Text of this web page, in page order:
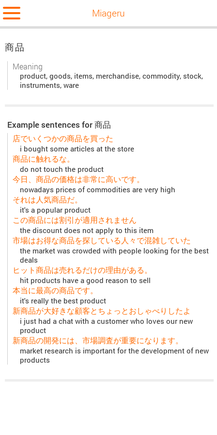
Miageru
商品
Meaning
product, goods, items, merchandise, commodity, stock,
instruments, ware
Example sentences for 商品
店でいくつかの商品を買った
i bought some articles at the store
商品に触れるな。
do not touch the product
今日、商品の価格は非常に高いです。
nowadays prices of commodities are very high
それは人気商品だ。
it's a popular product
この商品には割引が適用されません
the discount does not apply to this item
市場はお得な商品を探している人々で混雑していた
the market was crowded with people looking for the best
deals
ヒット商品は売れるだけの理由がある。
hit products have a good reason to sell
本当に最高の商品です。
it's really the best product
新商品が大好きな顧客とちょっとおしゃべりしたよ
i just had a chat with a customer who loves our new
product
新商品の開発には、市場調査が重要になります。
market research is important for the development of new
products